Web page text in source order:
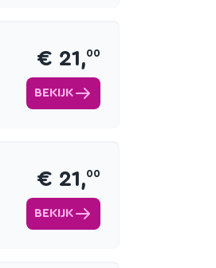
€ 21,00
BEKIJK
€ 21,00
BEKIJK